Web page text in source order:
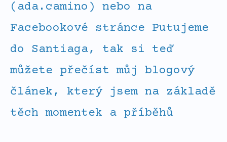
(ada.camino) nebo na
Facebookové stránce Putujeme
do Santiaga, tak si teď
můžete přečíst můj blogový
článek, který jsem na základě
těch momentek a příběhů